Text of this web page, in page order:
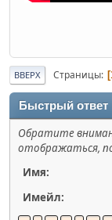
ВВЕРХ Страницы
Быстрый ответ
Обратите
отображаться,
Имя:
Имейл: